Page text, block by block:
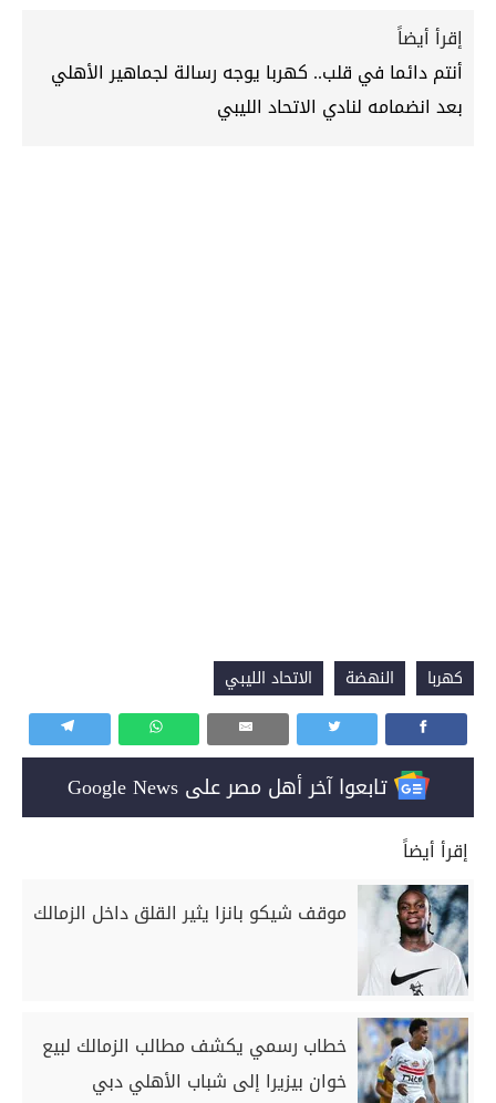
إقرأ أيضاً
أنتم دائما في قلب.. كهربا يوجه رسالة لجماهير الأهلي
بعد انضمامه لنادي الاتحاد الليبي
كهربا النهضة الاتحاد الليبي
تابعوا آخر أهل مصر على Google News
إقرأ أيضاً
موقف شيكو بانزا يثير القلق داخل الزمالك
خطاب رسمي يكشف مطالب الزمالك لبيع
خوان بيزيرا إلى شباب الأهلي دبي